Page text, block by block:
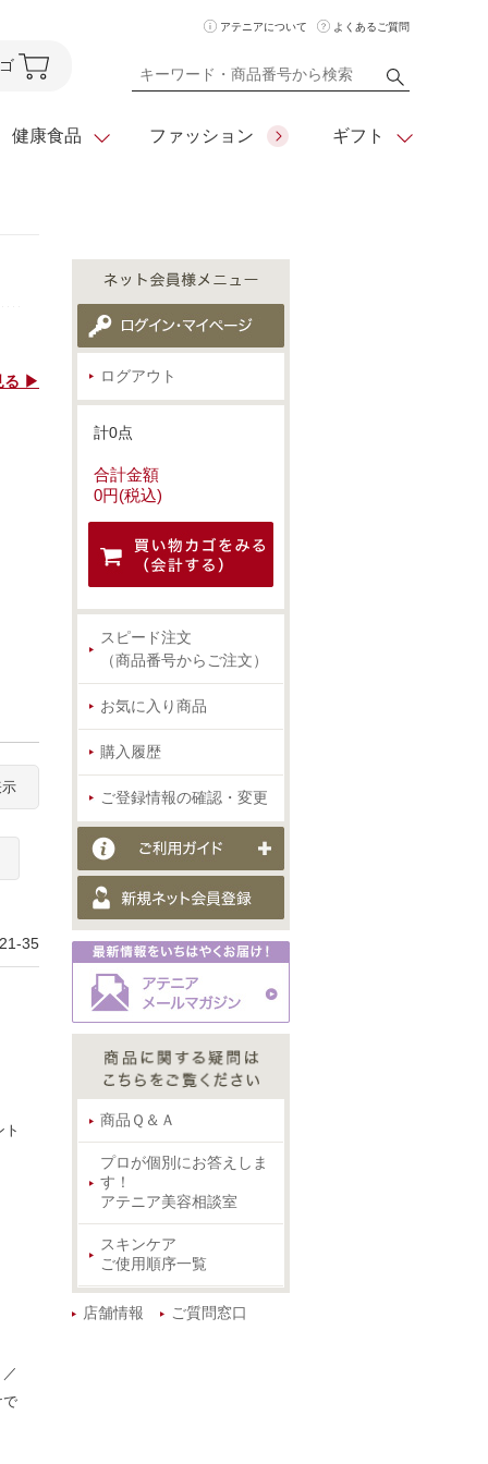
アテニアについて よくあるご質問
クレンジング
化粧水
日やけ止め
全商品一覧
アイメイク
フェイスカラー
お悩みから探す
健康食品
ダイエットシリーズ
ベーシックシリーズ
ファッション ギフト
住所を知らなくても
贈れるeギフト
る ▶
35
で
ログアウト
計0点
合計金額
0円(税込)
スピード注文
（商品番号からご注文）
お気に入り商品
購入履歴
ご登録情報の確認・変更
商品Ｑ＆Ａ
プロが個別にお答えしま
す！
アテニア美容相談室
スキンケア
ご使用順序一覧
店舗情報 ご質問窓口